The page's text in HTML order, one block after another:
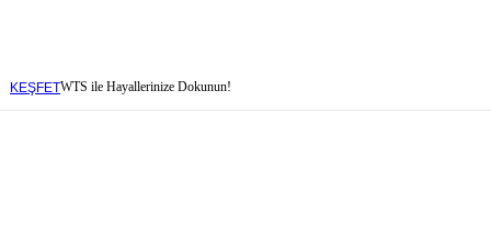
KEŞFETWTS ile Hayallerinize Dokunun!